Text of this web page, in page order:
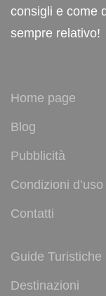
consigli e come
sempre relativo!
Home page
Blog
Pubblicità
Condizioni d’uso
Contatti
Guide Turistiche
Destinazioni